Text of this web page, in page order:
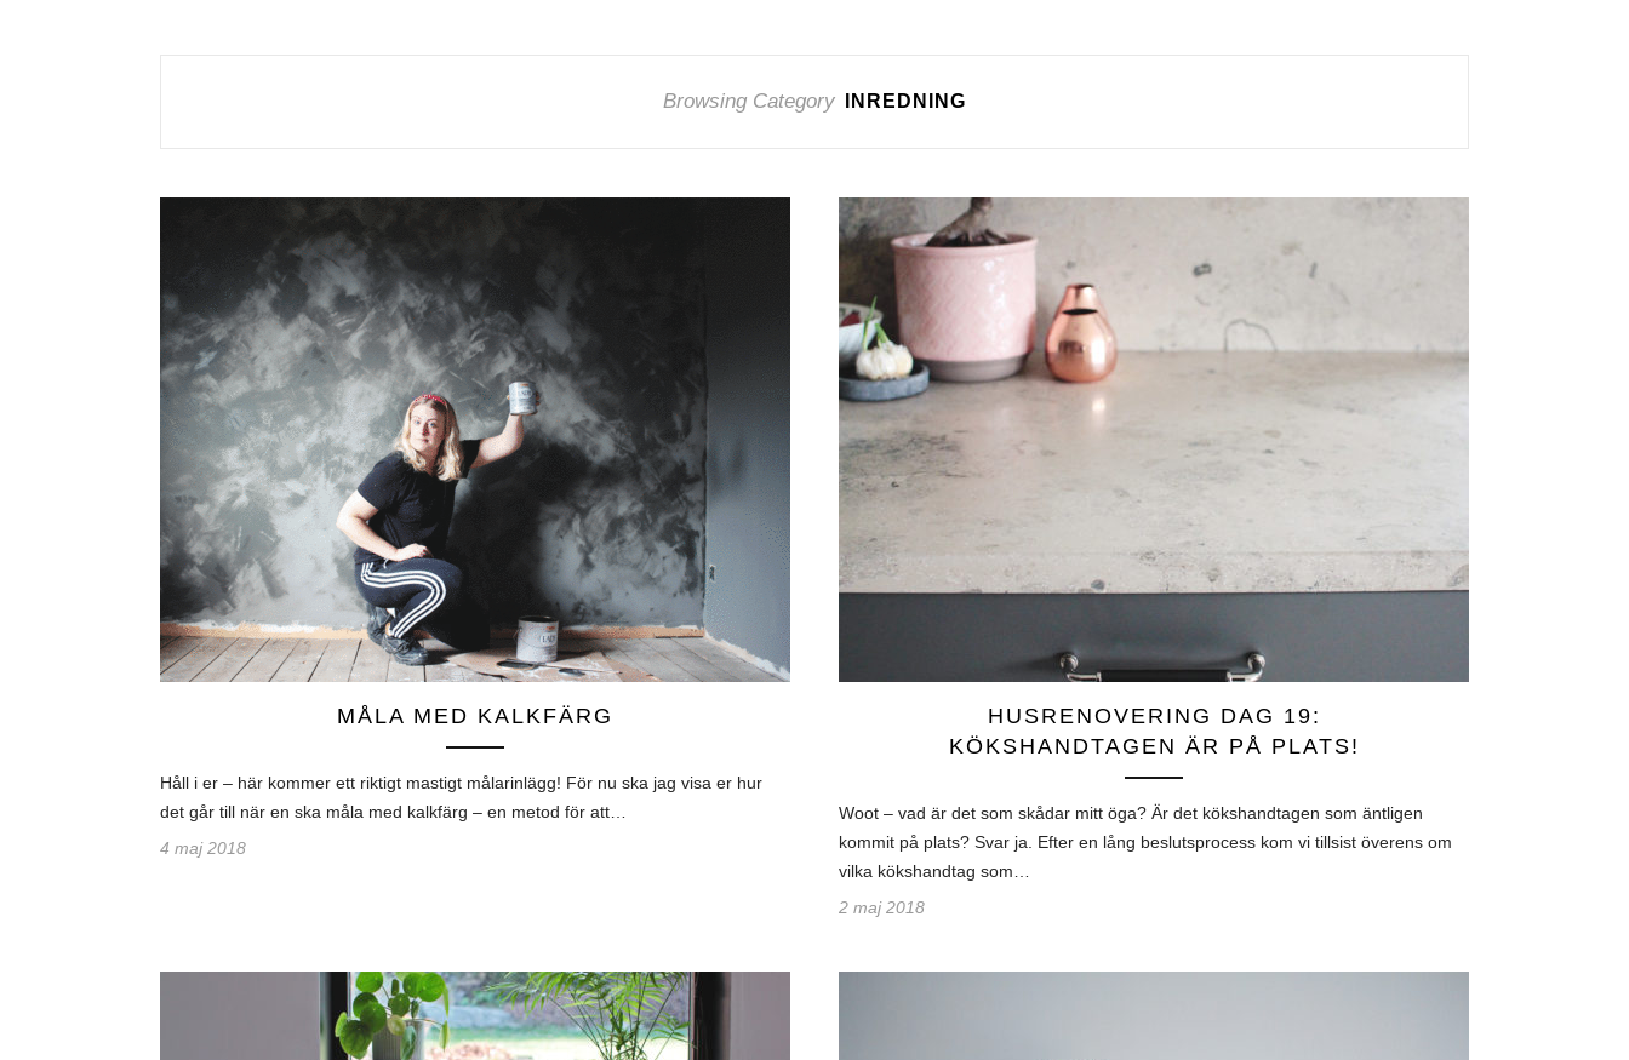
Browsing Category INREDNING
MÅLA MED KALKFÄRG
Håll i er – här kommer ett riktigt mastigt målarinlägg! För nu ska jag visa er hur
det går till när en ska måla med kalkfärg – en metod för att…
4 maj 2018
HUSRENOVERING DAG 19:
KÖKSHANDTAGEN ÄR PÅ PLATS!
Woot – vad är det som skådar mitt öga? Är det kökshandtagen som äntligen
kommit på plats? Svar ja. Efter en lång beslutsprocess kom vi tillsist överens om
vilka kökshandtag som…
2 maj 2018